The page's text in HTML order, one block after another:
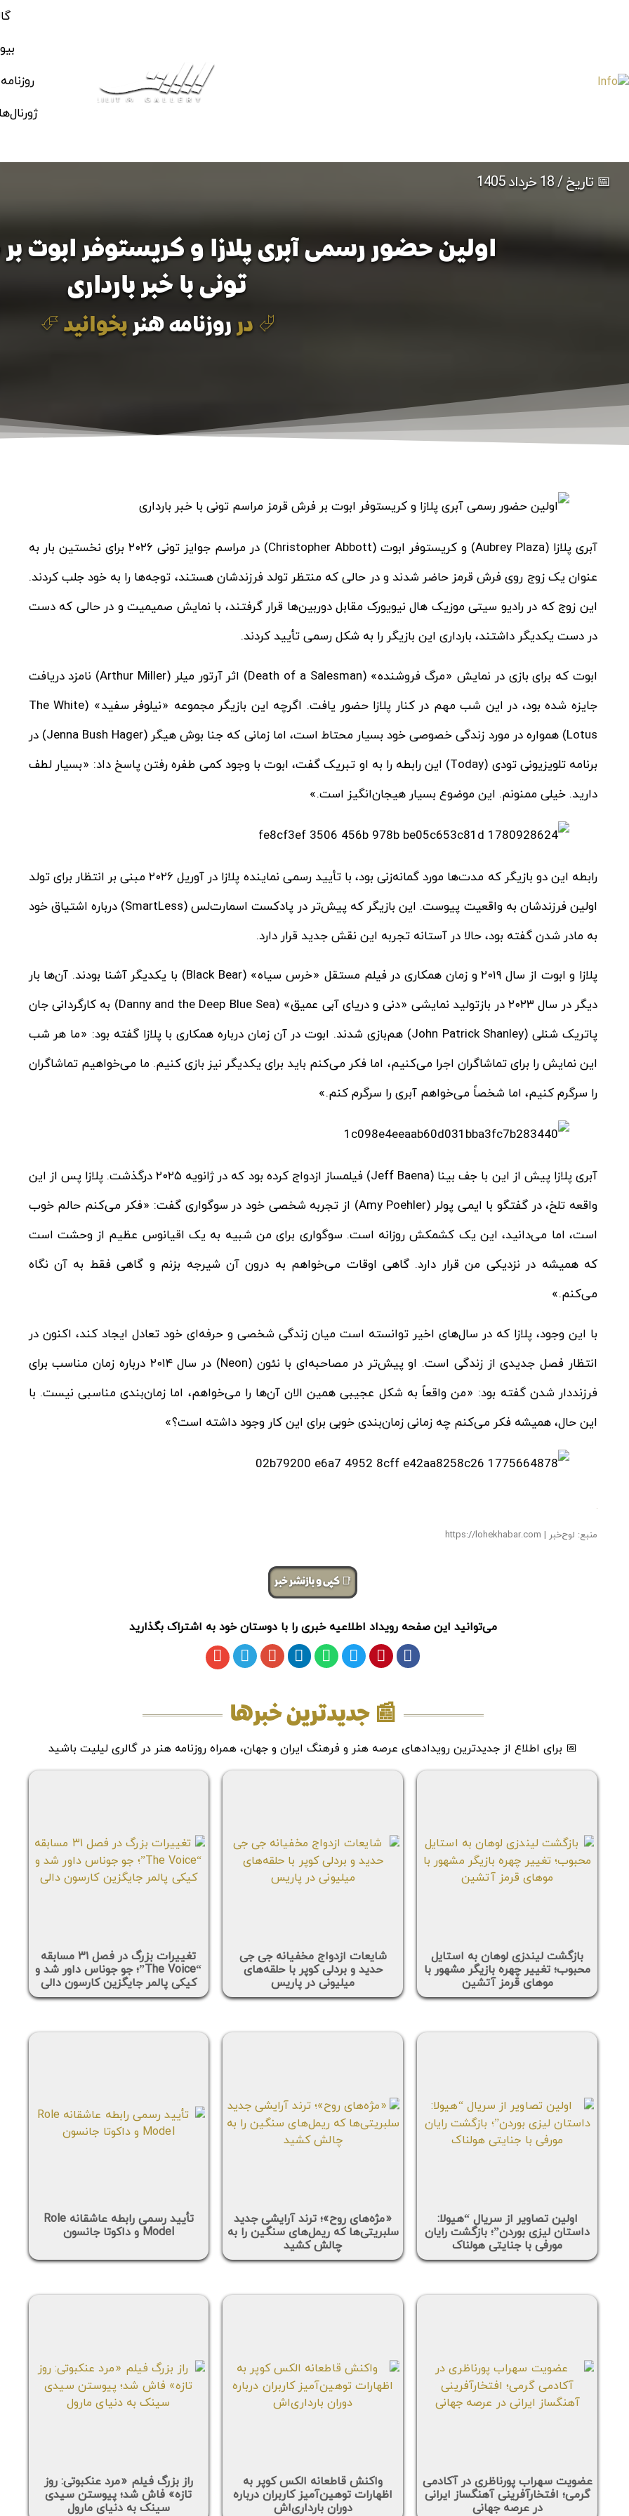
ژورنال‌ها
📅 تاریخ / 18 خرداد 1405
اولین حضور رسمی آبری پلازا و کریستوفر ابوت
تونی با خبر بارداری
⮰ در روزنامه هنر بخوانید ⮶
آبری پلازا (Aubrey Plaza) و کریستوفر ابوت (Christopher Abbott) در مراسم جوایز تونی ۲۰۲۶ برای نخستین بار به
عنوان یک زوج روی فرش قرمز حاضر شدند و در حالی که منتظر تولد فرزندشان هستند، توجه‌ها را به خود جلب کردند.
این زوج که در رادیو سیتی موزیک هال نیویورک مقابل دوربین‌ها قرار گرفتند، با نمایش صمیمیت و در حالی که دست
در دست یکدیگر داشتند، بارداری این بازیگر را به شکل رسمی تأیید کردند.
ابوت که برای بازی در نمایش «مرگ فروشنده» (Death of a Salesman) اثر آرتور میلر (Arthur Miller) نامزد دریافت
جایزه شده بود، در این شب مهم در کنار پلازا حضور یافت. اگرچه این بازیگر مجموعه «نیلوفر سفید» (The White
Lotus) همواره در مورد زندگی خصوصی خود بسیار محتاط است، اما زمانی که جنا بوش هیگر (Jenna Bush Hager) در
برنامه تلویزیونی تودی (Today) این رابطه را به او تبریک گفت، ابوت با وجود کمی طفره رفتن پاسخ داد: «بسیار لطف
دارید. خیلی ممنونم. این موضوع بسیار هیجان‌انگیز است.»
رابطه این دو بازیگر که مدت‌ها مورد گمانه‌زنی بود، با تأیید رسمی نماینده پلازا در آوریل ۲۰۲۶ مبنی بر انتظار برای تولد
اولین فرزندشان به واقعیت پیوست. این بازیگر که پیش‌تر در پادکست اسمارت‌لس (SmartLess) درباره اشتیاق خود
به مادر شدن گفته بود، حالا در آستانه تجربه این نقش جدید قرار دارد.
پلازا و ابوت از سال ۲۰۱۹ و زمان همکاری در فیلم مستقل «خرس سیاه» (Black Bear) با یکدیگر آشنا بودند. آن‌ها بار
دیگر در سال ۲۰۲۳ در بازتولید نمایشی «دنی و دریای آبی عمیق» (Danny and the Deep Blue Sea) به کارگردانی جان
پاتریک شنلی (John Patrick Shanley) هم‌بازی شدند. ابوت در آن زمان درباره همکاری با پلازا گفته بود: «ما هر شب
این نمایش را برای تماشاگران اجرا می‌کنیم، اما فکر می‌کنم باید برای یکدیگر نیز بازی کنیم. ما می‌خواهیم تماشاگران
را سرگرم کنیم، اما شخصاً می‌خواهم آبری را سرگرم کنم.»
آبری پلازا پیش از این با جف بینا (Jeff Baena) فیلمساز ازدواج کرده بود که در ژانویه ۲۰۲۵ درگذشت. پلازا پس از این
واقعه تلخ، در گفتگو با ایمی پولر (Amy Poehler) از تجربه شخصی خود در سوگواری گفت: «فکر می‌کنم حالم خوب
است، اما می‌دانید، این یک کشمکش روزانه است. سوگواری برای من شبیه به یک اقیانوس عظیم از وحشت است
که همیشه در نزدیکی من قرار دارد. گاهی اوقات می‌خواهم به درون آن شیرجه بزنم و گاهی فقط به آن نگاه
می‌کنم.»
با این وجود، پلازا که در سال‌های اخیر توانسته است میان زندگی شخصی و حرفه‌ای خود تعادل ایجاد کند، اکنون در
انتظار فصل جدیدی از زندگی است. او پیش‌تر در مصاحبه‌ای با نئون (Neon) در سال ۲۰۱۴ درباره زمان مناسب برای
فرزنددار شدن گفته بود: «من واقعاً به شکل عجیبی همین الان آن‌ها را می‌خواهم، اما زمان‌بندی مناسبی نیست. با
این حال، همیشه فکر می‌کنم چه زمانی زمان‌بندی خوبی برای این کار وجود داشته است؟»
منبع: لوح‌خبر | https://lohekhabar.com
📑 کپی و بازنشر خبر
می‌توانید این صفحه رویداد اطلاعیه خبری را با دوستان خود به اشتراک بگذارید
📰 جدیدترین خبرها
📅 برای اطلاع از جدیدترین رویدادهای عرصه هنر و فرهنگ ایران و جهان، همراه روزنامه هنر در گالری لیلیت باشید
بازگشت لیندزی لوهان به استایل
محبوب؛ تغییر چهره بازیگر مشهور با
موهای قرمز آتشین
شایعات ازدواج مخفیانه جی جی
حدید و بردلی کوپر با حلقه‌های
میلیونی در پاریس
تغییرات بزرگ در فصل ۳۱ مسابقه
“The Voice”؛ جو جوناس داور شد و
کیکی پالمر جایگزین کارسون دالی
اولین تصاویر از سریال “هیولا:
داستان لیزی بوردن”؛ بازگشت رایان
مورفی با جنایتی هولناک
«مژه‌های روح»؛ ترند آرایشی جدید
سلبریتی‌ها که ریمل‌های سنگین را به
چالش کشید
تأیید رسمی رابطه عاشقانه Role
Model و داکوتا جانسون
عضویت سهراب پورناظری در آکادمی
گرمی؛ افتخارآفرینی آهنگساز ایرانی
در عرصه جهانی
واکنش قاطعانه الکس کوپر به
اظهارات توهین‌آمیز کاربران درباره
دوران بارداری‌اش
راز بزرگ فیلم «مرد عنکبوتی: روز
تازه» فاش شد؛ پیوستن سیدی
سینک به دنیای مارول